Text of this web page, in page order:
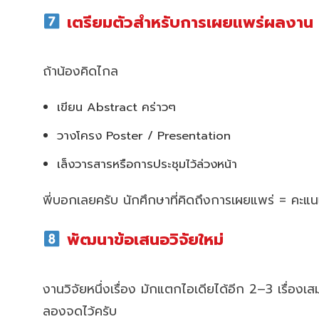
เตรียมตัวสำหรับการเผยแพร่ผลงาน
ถ้าน้องคิดไกล
เขียน Abstract คร่าวๆ
วางโครง Poster / Presentation
เล็งวารสารหรือการประชุมไว้ล่วงหน้า
พี่บอกเลยครับ นักศึกษาที่คิดถึงการเผยแพร่ = คะแ
พัฒนาข้อเสนอวิจัยใหม่
งานวิจัยหนึ่งเรื่อง มักแตกไอเดียได้อีก 2–3 เรื่องเส
ลองจดไว้ครับ